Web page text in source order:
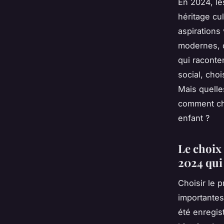
héritage
aspirations
modernes,
qui
social,
Mais
comment
enfant ?
Le
2024
Choisir le
été